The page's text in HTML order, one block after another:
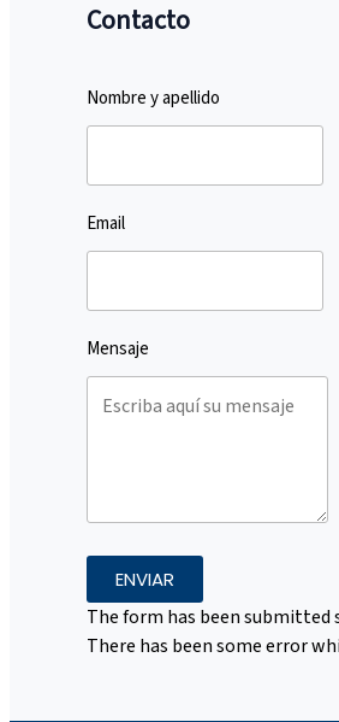
Contacto
Nombre y apellido
Email
Mensaje
ENVIAR
The form has been submitted
There has been some error